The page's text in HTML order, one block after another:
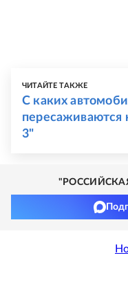
ЧИТАЙТЕ ТАКЖЕ
С каких
пересаживаются
3"
"РОССИЙСКАЯ